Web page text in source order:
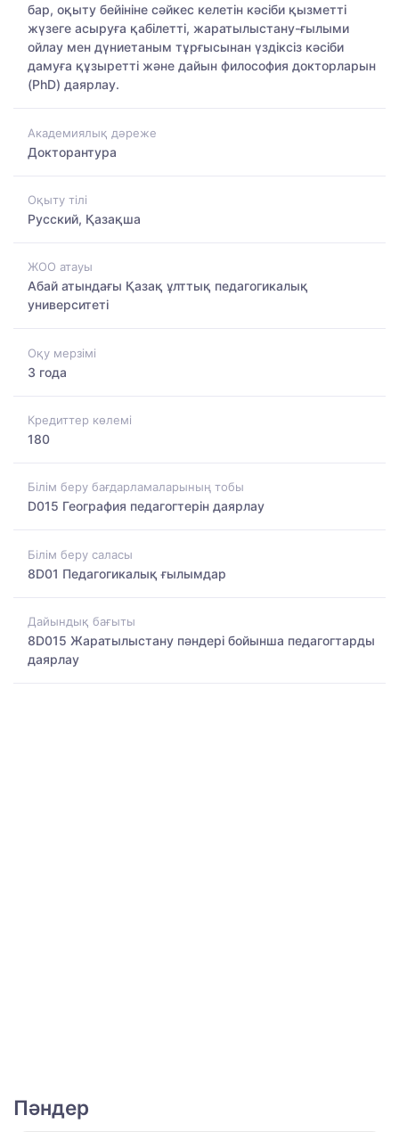
бар, оқыту бейініне сәйкес келетін кәсіби қызметті
жүзеге асыруға қабілетті, жаратылыстану-ғылыми
ойлау мен дүниетаным тұрғысынан үздіксіз кәсіби
дамуға құзыретті және дайын философия докторларын
(PhD) даярлау.
Академиялық дәреже
Докторантура
Оқыту тілі
Русский, Қазақша
ЖОО атауы
Абай атындағы Қазақ ұлттық педагогикалық
университеті
Оқу мерзімі
3 года
Кредиттер көлемі
180
Білім беру бағдарламаларының тобы
D015 География педагогтерін даярлау
Білім беру саласы
8D01 Педагогикалық ғылымдар
Дайындық бағыты
8D015 Жаратылыстану пәндері бойынша педагогтарды
даярлау
Пәндер